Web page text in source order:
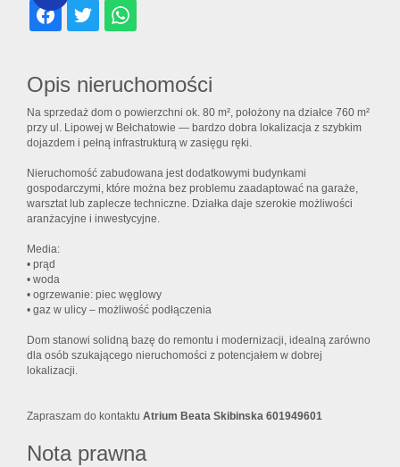
Opis nieruchomości
Na sprzedaż dom o powierzchni ok. 80 m², położony na działce 760 m²
przy ul. Lipowej w Bełchatowie — bardzo dobra lokalizacja z szybkim
dojazdem i pełną infrastrukturą w zasięgu ręki.
Nieruchomość zabudowana jest dodatkowymi budynkami
gospodarczymi, które można bez problemu zaadaptować na garaże,
warsztat lub zaplecze techniczne. Działka daje szerokie możliwości
aranżacyjne i inwestycyjne.
Media:
• prąd
• woda
• ogrzewanie: piec węglowy
• gaz w ulicy – możliwość podłączenia
Dom stanowi solidną bazę do remontu i modernizacji, idealną zarówno
dla osób szukającego nieruchomości z potencjałem w dobrej
lokalizacji.
Zapraszam do kontaktu Atrium Beata Skibinska 601949601
Nota prawna